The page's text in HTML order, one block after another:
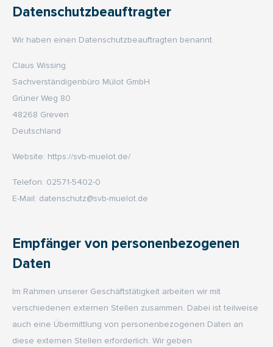
Datenschutz­beauftragter
Wir haben einen Datenschutzbeauftragten benannt.
Claus Wissing
Sachverständigenbüro Mülot GmbH
Grüner Weg 80
48268 Greven
Deutschland
Website: https://svb-muelot.de/
Telefon: 02571-5402-0
E-Mail: datenschutz@svb-muelot.de
Empfänger von personenbezogenen
Daten
Im Rahmen unserer Geschäftstätigkeit arbeiten wir mit
verschiedenen externen Stellen zusammen. Dabei ist teilweise
auch eine Übermittlung von personenbezogenen Daten an
diese externen Stellen erforderlich. Wir geben